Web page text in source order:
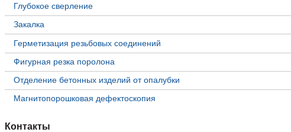
Глубокое сверление
Закалка
Герметизация резьбовых соединений
Фигурная резка поролона
Отделение бетонных изделий от опалубки
Магнитопорошковая дефектоскопия
Контакты